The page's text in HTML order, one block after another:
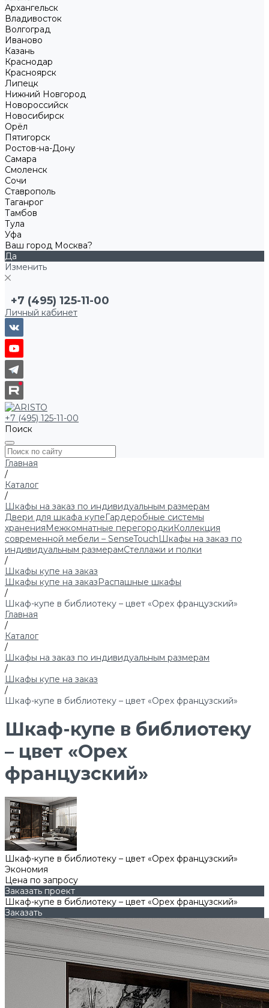
Архангельск
Владивосток
Волгоград
Иваново
Казань
Краснодар
Красноярск
Липецк
Нижний Новгород
Новороссийск
Новосибирск
Орёл
Пятигорск
Ростов-на-Дону
Самара
Смоленск
Сочи
Ставрополь
Таганрог
Тамбов
Тула
Уфа
Ваш город Москва?
Да
Изменить
+7 (495) 125-11-00
Личный кабинет
+7 (495) 125-11-00
Поиск
Главная
/
Каталог
/
Шкафы на заказ по индивидуальным размерам
Двери для шкафа купеГардеробные системы
храненияМежкомнатные перегородкиКоллекция
современной мебели – SenseTouchШкафы на заказ по
индивидуальным размерамСтеллажи и полки
/
Шкафы купе на заказ
Шкафы купе на заказРаспашные шкафы
/
Шкаф-купе в библиотеку – цвет «Орех французский»
Главная
/
Каталог
/
Шкафы на заказ по индивидуальным размерам
/
Шкафы купе на заказ
/
Шкаф-купе в библиотеку – цвет «Орех французский»
Шкаф-купе в библиотеку
– цвет «Орех
французский»
Шкаф-купе в библиотеку – цвет «Орех французский»
Экономия
Цена по запросу
Заказать проект
Шкаф-купе в библиотеку – цвет «Орех французский»
Заказать